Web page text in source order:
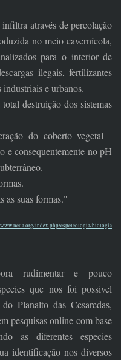
através de percolação
no meio cavernícola,
para o interior de
ilegais, fertilizantes
e urbanos.
destruição dos sistemas
do coberto vegetal -
e consequentemente no pH
as suas formas."
index.php/espeleologia/biologia
rudimentar e pouco
que nos foi possivel
Planalto das Cesaredas,
pesquisas online com base
as diferentes especies
identificação nos diversos